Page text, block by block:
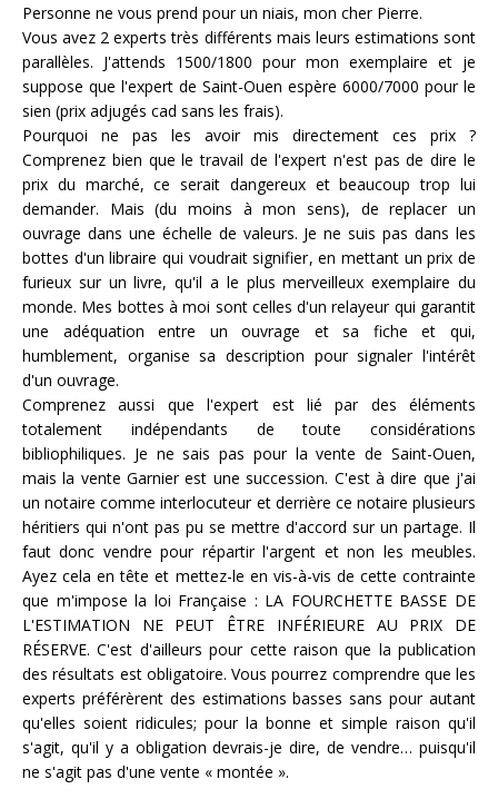
Personne ne vous prend pour un niais, mon cher Pierre.
Vous avez 2 experts très différents mais leurs estimations sont
parallèles. J'attends 1500/1800 pour mon exemplaire et je
suppose que l'expert de Saint-Ouen espère 6000/7000 pour le
sien (prix adjugés cad sans les frais).
Pourquoi ne pas les avoir mis directement ces prix ?
Comprenez bien que le travail de l'expert n'est pas de dire le
prix du marché, ce serait dangereux et beaucoup trop lui
demander. Mais (du moins à mon sens), de replacer un
ouvrage dans une échelle de valeurs. Je ne suis pas dans les
bottes d'un libraire qui voudrait signifier, en mettant un prix de
furieux sur un livre, qu'il a le plus merveilleux exemplaire du
monde. Mes bottes à moi sont celles d'un relayeur qui garantit
une adéquation entre un ouvrage et sa fiche et qui,
humblement, organise sa description pour signaler l'intérêt
d'un ouvrage.
Comprenez aussi que l'expert est lié par des éléments
totalement indépendants de toute considérations
bibliophiliques. Je ne sais pas pour la vente de Saint-Ouen,
mais la vente Garnier est une succession. C'est à dire que j'ai
un notaire comme interlocuteur et derrière ce notaire plusieurs
héritiers qui n'ont pas pu se mettre d'accord sur un partage. Il
faut donc vendre pour répartir l'argent et non les meubles.
Ayez cela en tête et mettez-le en vis-à-vis de cette contrainte
que m'impose la loi Française : LA FOURCHETTE BASSE DE
L'ESTIMATION NE PEUT ÊTRE INFÉRIEURE AU PRIX DE
RÉSERVE. C'est d'ailleurs pour cette raison que la publication
des résultats est obligatoire. Vous pourrez comprendre que les
experts préférèrent des estimations basses sans pour autant
qu'elles soient ridicules; pour la bonne et simple raison qu'il
s'agit, qu'il y a obligation devrais-je dire, de vendre… puisqu'il
ne s'agit pas d'une vente « montée ».